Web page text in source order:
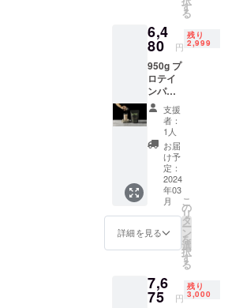
す
る
6,4
80 円
残り
2,999
950g プ
ロテイ
ンパウ
ダー (お
好きな
味) (希
望小売
価格か
ら10％
割引)
支援
者：
1人
お届
け予
定：
2024
年03
月
詳細を見る
こ
の
リ
タ
ー
ン
を
選
択
す
る
7,6
75 円
残り
3,000